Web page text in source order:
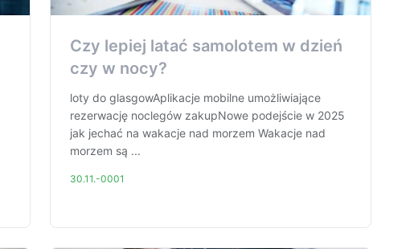
Czy lepiej latać samolotem w dzień
czy w nocy?
loty do glasgowAplikacje mobilne umożliwiające
rezerwację noclegów zakupNowe podejście w 2025
jak jechać na wakacje nad morzem Wakacje nad
morzem są ...
30.11.-0001